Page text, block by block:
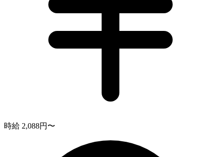
時給 2,088円〜